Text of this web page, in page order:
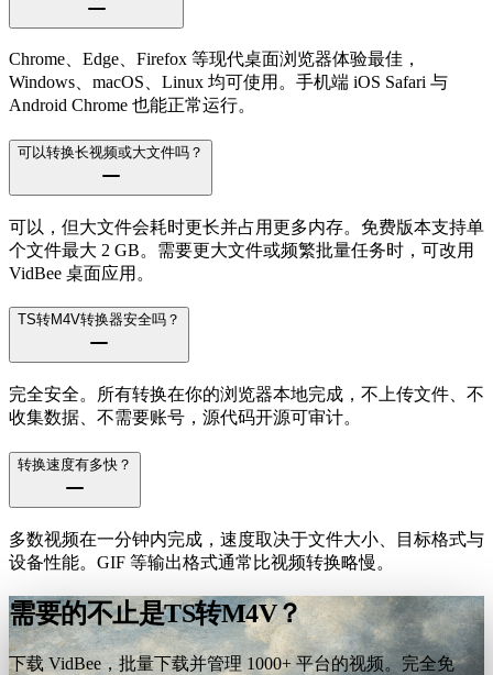
Chrome、Edge、Firefox 等现代桌面浏览器体验最佳，
Windows、macOS、Linux 均可使用。手机端 iOS Safari 与
Android Chrome 也能正常运行。
可以转换长视频或大文件吗？
可以，但大文件会耗时更长并占用更多内存。免费版本支持单
个文件最大 2 GB。需要更大文件或频繁批量任务时，可改用
VidBee 桌面应用。
TS转M4V转换器安全吗？
完全安全。所有转换在你的浏览器本地完成，不上传文件、不
收集数据、不需要账号，源代码开源可审计。
转换速度有多快？
多数视频在一分钟内完成，速度取决于文件大小、目标格式与
设备性能。GIF 等输出格式通常比视频转换略慢。
需要的不止是TS转M4V？
下载 VidBee，批量下载并管理 1000+ 平台的视频。完全免